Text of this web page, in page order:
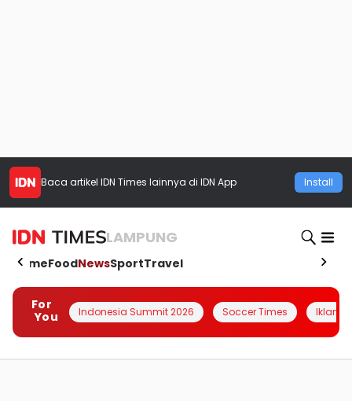
Baca artikel IDN Times lainnya di IDN App Install
LAMPUNG
HomeFoodNewsSportTravel
For
You
Indonesia Summit 2026 Soccer Times Iklanin